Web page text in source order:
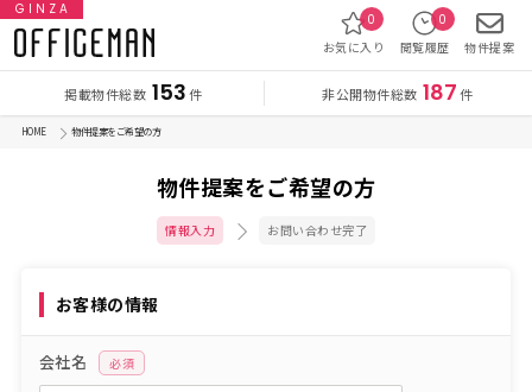
GINZA
掲載物件総数 153件 非公開物件総数 187 件
お気に入り
0
閲覧履歴
0
物件提案
HOME 物件提案をご希望の方
物件提案をご希望の方
情報入力 お問い合わせ完了
お客様の情報
会社名 必須